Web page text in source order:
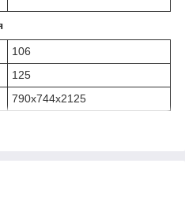
106
125
790х744х2125